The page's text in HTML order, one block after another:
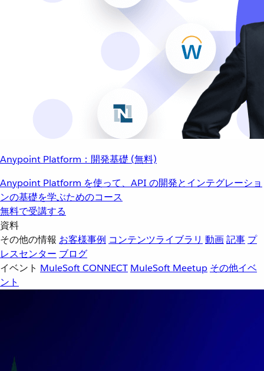
Anypoint Platform：開発基礎 (無料)
Anypoint Platform を使って、API の開発とインテグレーショ
ンの基礎を学ぶためのコース
無料で受講する
資料
その他の情報 お客様事例 コンテンツライブラリ 動画記事 プ
レスセンター ブログ
イベント MuleSoft CONNECT MuleSoft Meetup その他イベ
ント